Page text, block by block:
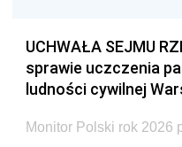
UCHWAŁA SEJMU
sprawie uczczenia
ludności cywilnej
Monitor Polski rok 2026